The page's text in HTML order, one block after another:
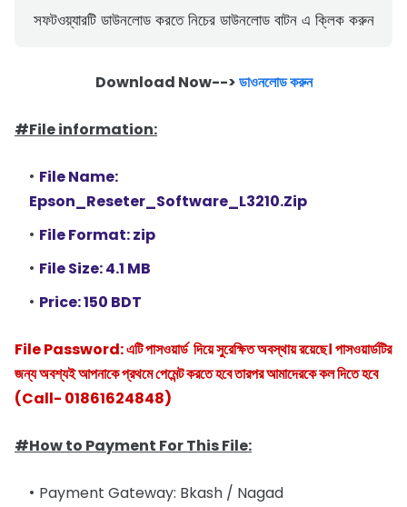
সফটওয়্যারটি ডাউনলোড করতে নিচের ডাউনলোড বাটন এ ক্লিক করুন
Download Now-->ডাওনলোড করুন
#File information:
File Name:
Epson_Reseter_Software_L3210.Zip
File Format: zip
File Size: 4.1 MB
Price: 150 BDT
File Password: এটি পাসওয়ার্ড দিয়ে সুরেক্ষিত অবস্থায় রয়েছে। পাসওয়ার্ডটির
জন্য অবশ্যই আপনাকে প্রথমে পেমেন্ট করতে হবে তারপর আমাদেরকে কল দিতে হবে
(Call- 01861624848)
#How to Payment For This File:
Payment Gateway: Bkash / Nagad